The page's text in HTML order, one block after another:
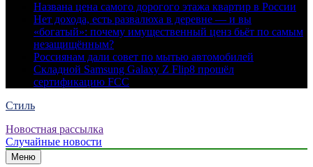
Названа цена самого дорогого этажа квартир в России
Нет дохода, есть развалюха в деревне — и вы
«богатый»: почему имущественный ценз бьёт по самым
незащищённым?
Россиянам дали совет по мытью автомобилей
Складной Samsung Galaxy Z Flip8 прошёл
сертификацию FCC
Стиль
Новостная рассылка
Случайные новости
Меню